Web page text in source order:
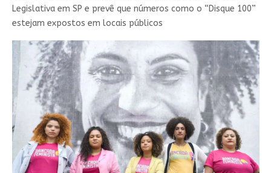
Legislativa em SP e prevê que números como o “Disque 100”
estejam expostos em locais públicos